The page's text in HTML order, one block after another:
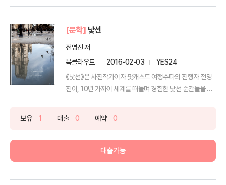
[문학] 낯선
전명진 저
북클라우드
2016-02-03
YES24
《낯선》은 사진작가이자 팟캐스트 여행수다의 진행자 전명
진이, 10년 가까이 세계를 떠돌며 경험한 낯선 순간들을 전
보유 1 대출 0 예약 0
대출가능